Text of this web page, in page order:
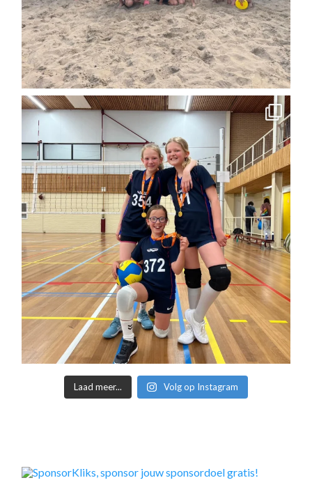
Laad meer... Volg op Instagram